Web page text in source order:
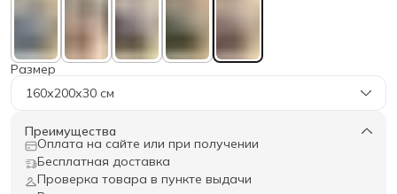
Размер
160х200х30 см
Преимущества
Оплата на сайте или при получении
Бесплатная доставка
Проверка товара в пункте выдачи